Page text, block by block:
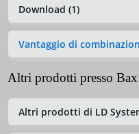
Download (1)
Vantaggio di
Altri prodotti presso
Altri prodotti di LD